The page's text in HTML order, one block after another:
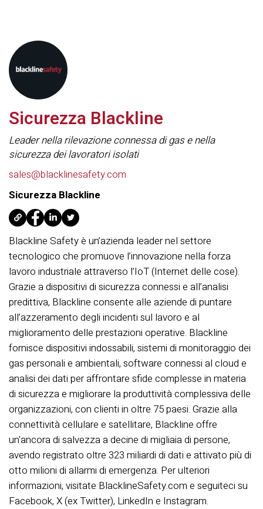
Sicurezza Blackline
Leader nella rilevazione connessa di gas e nella
sicurezza dei lavoratori isolati
sales@blacklinesafety.com
Sicurezza Blackline
Blackline Safety è un’azienda leader nel settore
tecnologico che promuove l’innovazione nella forza
lavoro industriale attraverso l’IoT (Internet delle cose).
Grazie a dispositivi di sicurezza connessi e all’analisi
predittiva, Blackline consente alle aziende di puntare
all’azzeramento degli incidenti sul lavoro e al
miglioramento delle prestazioni operative. Blackline
fornisce dispositivi indossabili, sistemi di monitoraggio dei
gas personali e ambientali, software connessi al cloud e
analisi dei dati per affrontare sfide complesse in materia
di sicurezza e migliorare la produttività complessiva delle
organizzazioni, con clienti in oltre 75 paesi. Grazie alla
connettività cellulare e satellitare, Blackline offre
un'ancora di salvezza a decine di migliaia di persone,
avendo registrato oltre 323 miliardi di dati e attivato più di
otto milioni di allarmi di emergenza. Per ulteriori
informazioni, visitate BlacklineSafety.com e seguiteci su
Facebook, X (ex Twitter), LinkedIn e Instagram.